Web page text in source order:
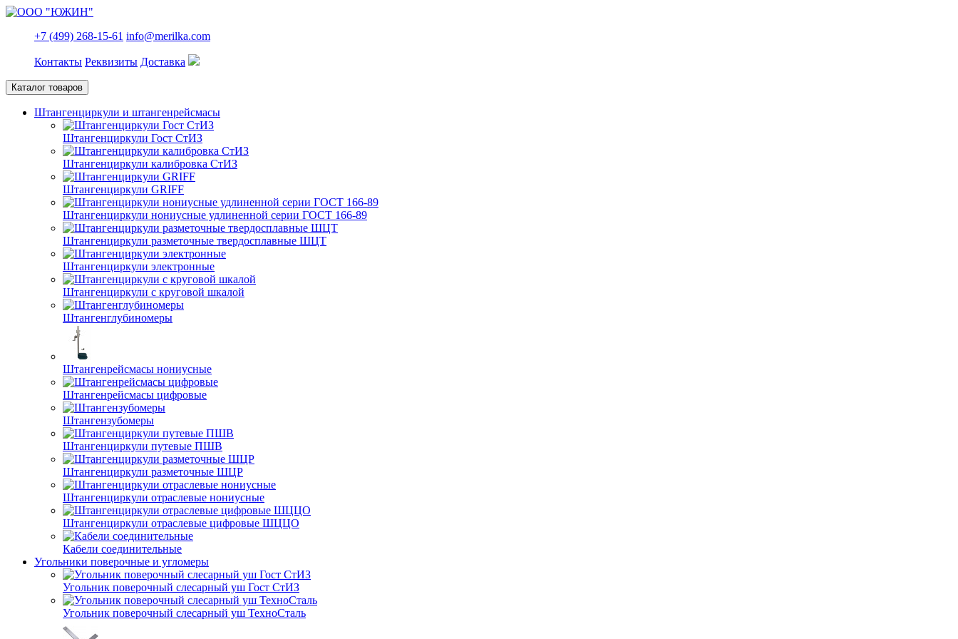
+7 (499) 268-15-61 info@merilka.com
Контакты Реквизиты Доставка
Каталог товаров
Штангенциркули и штангенрейсмасы
Штангенциркули Гост СтИЗ
Штангенциркули калибровка СтИЗ
Штангенциркули GRIFF
Штангенциркули нониусные удлиненной серии ГОСТ 166-89
Штангенциркули разметочные твердосплавные ШЦТ
Штангенциркули электронные
Штангенциркули с круговой шкалой
Штангенглубиномеры
Штангенрейсмасы нониусные
Штангенрейсмасы цифровые
Штангензубомеры
Штангенциркули путевые ПШВ
Штангенциркули разметочные ШЦР
Штангенциркули отраслевые нониусные
Штангенциркули отраслевые цифровые ШЦЦО
Кабели соединительные
Угольники поверочные и угломеры
Угольник поверочный слесарный уш Гост СтИЗ
Угольник поверочный слесарный уш ТехноСталь